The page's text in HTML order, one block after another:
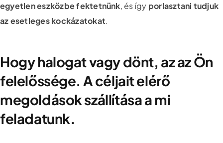
egyetlen eszközbe fektetnünk, és így porlasztani tudjuk
az esetleges kockázatokat.
Hogy halogat vagy dönt, az az Ön
felelőssége. A céljait elérő
megoldások szállítása a mi
feladatunk.